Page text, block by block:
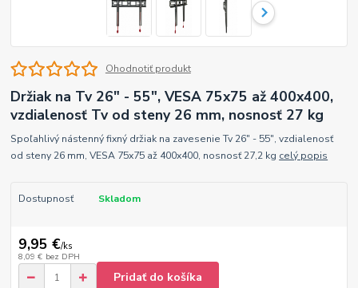
Ohodnotiť produkt
Držiak na Tv 26" - 55", VESA 75x75 až 400x400,
vzdialenosť Tv od steny 26 mm, nosnosť 27 kg
Spoľahlivý nástenný fixný držiak na zavesenie Tv 26" - 55", vzdialenosť
od steny 26 mm, VESA 75x75 až 400x400, nosnosť 27,2 kg celý popis
Dostupnosť Skladom
9,95 €/ks
8,09 € bez DPH
Pridať do košíka